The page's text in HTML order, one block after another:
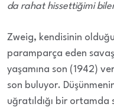
da rahat hissettiğimi
Zweig, kendisinin
paramparça eden
yaşamına son (1942)
son buluyor.
uğratıldığı bir ortamda